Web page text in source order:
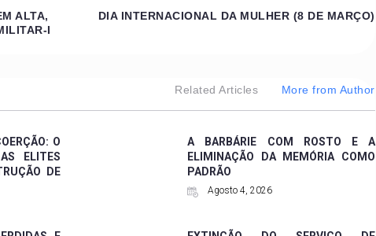
ALTA,
DIA INTERNACIONAL DA MULHER (8 DE MARÇO)
Related Articles More from Author
O
ELITES
DE
A BARBÁRIE COM ROSTO E A
ELIMINAÇÃO DA MEMÓRIA COMO
PADRÃO
Agosto 4, 2026